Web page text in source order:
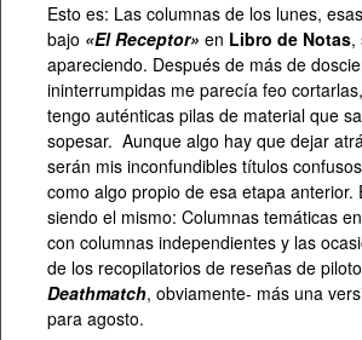
Esto es: Las columnas de los lunes,
bajo «El Receptor» en Libro de Notas,
apareciendo. Después de más de
ininterrumpidas me parecía feo
tengo auténticas pilas de material que
sopesar. Aunque algo hay que dejar
serán mis inconfundibles títulos
como algo propio de esa etapa anterior.
siendo el mismo: Columnas temáticas
con columnas independientes y las
de los recopilatorios de reseñas de
Deathmatch, obviamente- más una
para agosto.